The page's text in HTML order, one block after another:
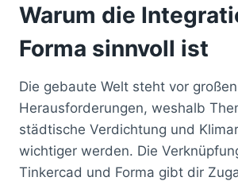
Warum die
Forma sinnvoll ist
Die gebaute Welt steht vor großen
Herausforderungen, weshalb
städtische Verdichtung und
wichtiger werden. Die
Tinkercad und Forma gibt dir